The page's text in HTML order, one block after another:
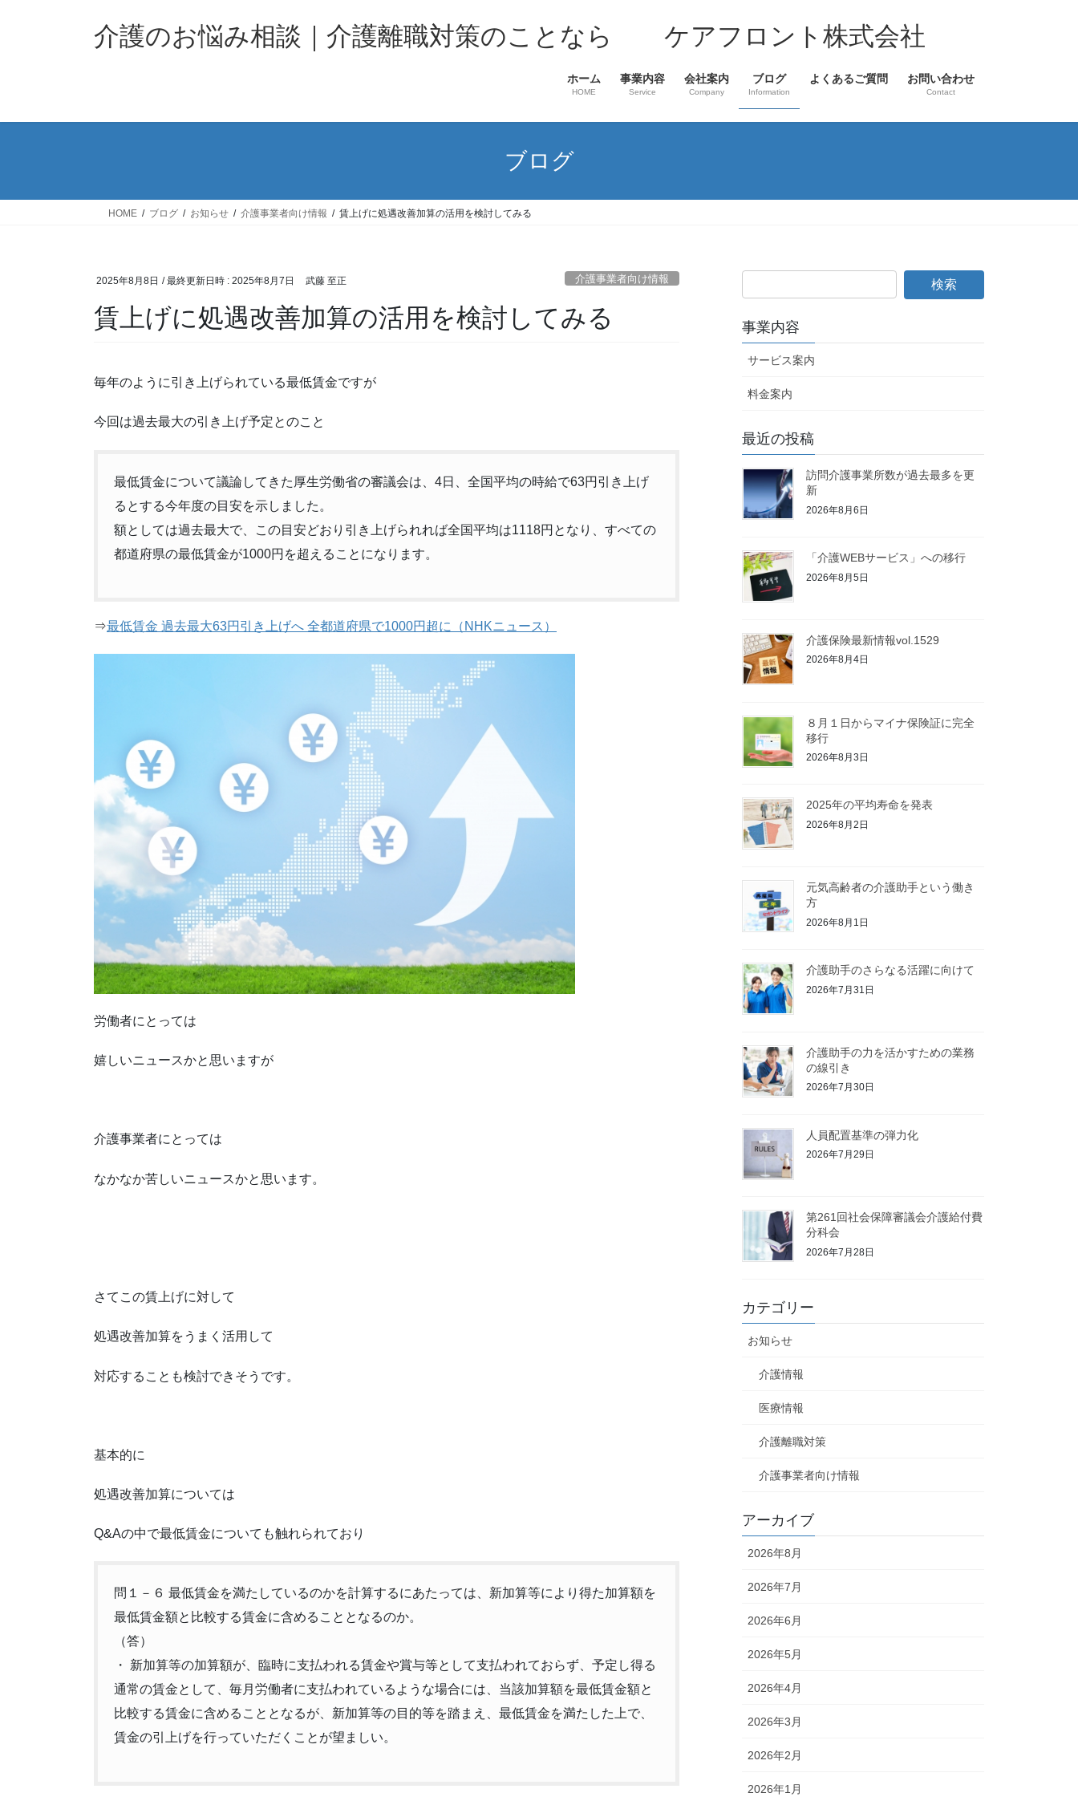
ス
ン
介護のお悩み相談｜介護離職対策のことなら ケアフロント株式会社
ホーム
HOME
事業内容
Service
会社案内
Company
ブログ
Information
よくあるご質問 お問い合わせ
Contact
ブログ
HOME ブログ お知らせ 介護事業者向け情報 賃上げに処遇改善加算の活用を検討してみる
2025年8月8日 / 最終更新日時 : 2025年8月7日 武藤 至正 介護事業者向け情報
賃上げに処遇改善加算の活用を検討してみる
毎年のように引き上げられている最低賃金ですが
今回は過去最大の引き上げ予定とのこと
最低賃金について議論してきた厚生労働省の審議会は、4日、全国平均の時給で63円引き上げ
るとする今年度の目安を示しました。
額としては過去最大で、この目安どおり引き上げられれば全国平均は1118円となり、すべての
都道府県の最低賃金が1000円を超えることになります。
⇒最低賃金 過去最大63円引き上げへ 全都道府県で1000円超に（NHKニュース）
労働者にとっては
嬉しいニュースかと思いますが
介護事業者にとっては
なかなか苦しいニュースかと思います。
さてこの賃上げに対して
処遇改善加算をうまく活用して
対応することも検討できそうです。
基本的に
処遇改善加算については
Q&Aの中で最低賃金についても触れられており
問１－６ 最低賃金を満たしているのかを計算するにあたっては、新加算等により得た加算額を
最低賃金額と比較する賃金に含めることとなるのか。
（答）
・ 新加算等の加算額が、臨時に支払われる賃金や賞与等として支払われておらず、予定し得る
通常の賃金として、毎月労働者に支払われているような場合には、当該加算額を最低賃金額と
比較する賃金に含めることとなるが、新加算等の目的等を踏まえ、最低賃金を満たした上で、
賃金の引上げを行っていただくことが望ましい。
事業内容
サービス案内
料金案内
最近の投稿
訪問介護事業所数が過去最多を更
新
2026年8月6日
「介護WEBサービス」への移行
2026年8月5日
介護保険最新情報vol.1529
2026年8月4日
８月１日からマイナ保険証に完全
移行
2026年8月3日
2025年の平均寿命を発表
2026年8月2日
元気高齢者の介護助手という働き
方
2026年8月1日
介護助手のさらなる活躍に向けて
2026年7月31日
介護助手の力を活かすための業務
の線引き
2026年7月30日
人員配置基準の弾力化
2026年7月29日
第261回社会保障審議会介護給付費
分科会
2026年7月28日
カテゴリー
お知らせ
介護情報
医療情報
介護離職対策
介護事業者向け情報
アーカイブ
2026年8月
2026年7月
2026年6月
2026年5月
2026年4月
2026年3月
2026年2月
2026年1月